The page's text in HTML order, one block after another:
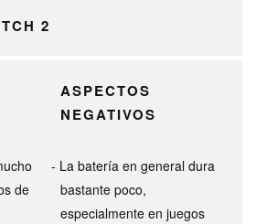
2
de
ASPECTOS
NEGATIVOS
La batería en general dura
bastante poco,
especialmente en juegos